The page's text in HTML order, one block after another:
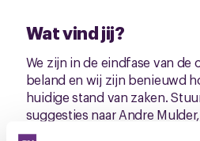
Wat vind jij?
We zijn in de eindfase van de
beland en wij zijn benieuwd
huidige stand van zaken.
suggesties naar Andre Mulder,
kunt hem ook bereiken op